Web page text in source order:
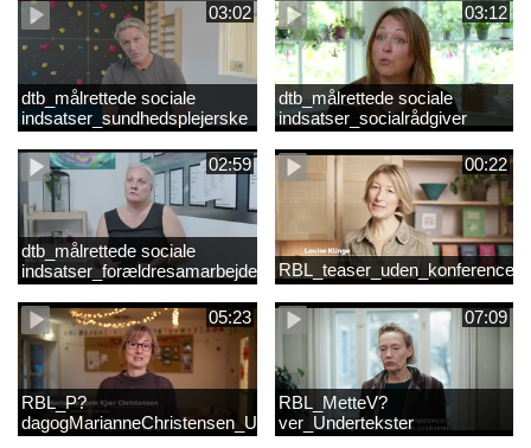
03:02
dtb_målrettede sociale
indsatser_sundhedsplejerske
(Original).mp4
03:12
dtb_målrettede sociale
indsatser_socialrådgiver
(Original).mp4
02:59
dtb_målrettede sociale
indsatser_forældresamarbejde
(Original).mp4
00:22
05:23
RBL_P?
dagogMarianneChristensen_Undertekst
07:09
RBL_MetteV?
ver_Undertekster